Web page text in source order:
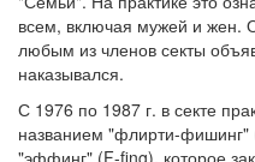
всем, включая мужей и жен.
любым из членов секты
наказывался.
С 1976 по 1987 г. в секте
названием "флирти-
"эффинг" (F-fing), которое